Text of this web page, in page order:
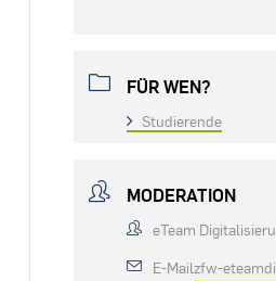
FÜR WEN?
Studierende
MODERATION
eTeam
E-Mailzfw-